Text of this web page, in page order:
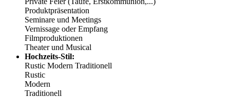
Produktpräsentation
Seminare und Meetings
Vernissage oder Empfang
Filmproduktionen
Theater und Musical
Hochzeits-Stil:
Rustic Modern Traditionell
Rustic
Modern
Traditionell